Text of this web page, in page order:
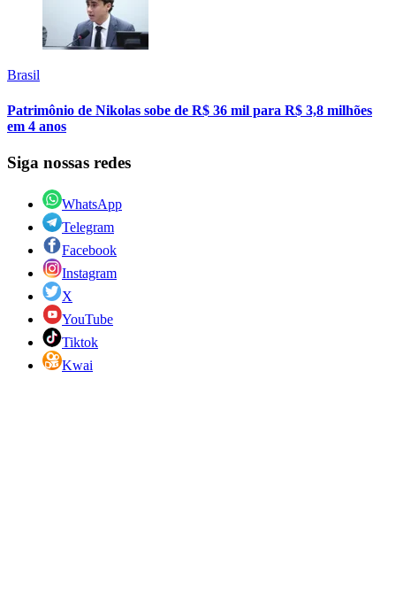
Brasil
Patrimônio de Nikolas sobe de R$ 36 mil para R$ 3,8 milhões
em 4 anos
Siga nossas redes
WhatsApp
Telegram
Facebook
Instagram
X
YouTube
Tiktok
Kwai